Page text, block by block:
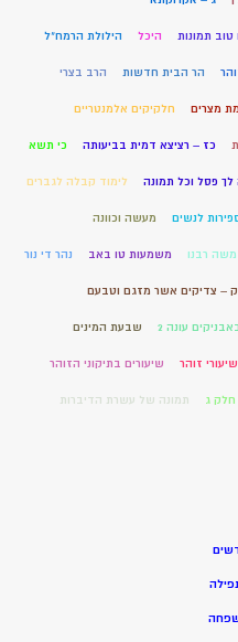
תמונות היכל הילולת הרמח"ל
הר הבית חדשות הרב בצרי
מצרים חלקיקים אלמנטריים
כז – רציצא דמית בביעותה כי תשא
פסל וכל תמונה לימוד קבלה לגברים
לנשים מעשה וכוונה
משה רבנו משמעות טו באב נהר די נור
ק – צדיקים אשר מזגם וטבעם
עונה 2 שבעת המינים
שיעורי זוהר שיעורים בתיקוני הזוהר
חלק ג תמונה של עשרת הדיברות